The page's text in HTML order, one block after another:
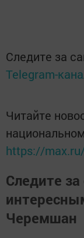
Следите за
Telegram-
Читайте
https://
Следите
Черемшан